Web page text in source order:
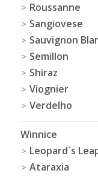
Roussanne
Sangiovese
Sauvignon
Semillon
Shiraz
Viognier
Verdelho
Winnice
Leopard`s
Ataraxia